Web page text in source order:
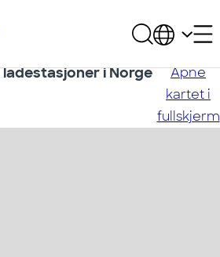
i Norge
Åpne
kartet i
fullskjerm